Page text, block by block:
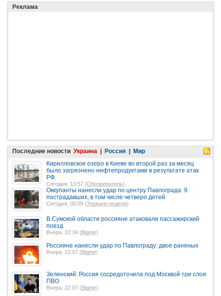
Реклама
Последние новости Украина | Россия | Мир
Кирилловское озеро в Киеве во второй раз за месяц
было загрязнено нефтепродуктами в результате атак
РФ.
Сегодня, 13:57 (Обозреватель)
Оккупанты нанесли удар по центру Павлограда: 9
пострадавших, в том числе четверо детей
Сегодня, 00:05 (Зеркало недели)
В Сумской области россияне атаковали пассажирский
поезд
Вчера, 22:34 (Bigmir)
Россияне нанесли удар по Павлограду: двое раненых
Вчера, 22:07 (Bigmir)
Зеленский: Россия сосредоточила под Москвой три слоя
ПВО
Вчера, 22:07 (Bigmir)